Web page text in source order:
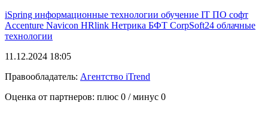
iSpring информационные технологии обучение IT ПО софт
Accenture Navicon HRlink Нетрика БФТ CorpSoft24 облачные
технологии
11.12.2024 18:05
Правообладатель: Агентство iTrend
Оценка от партнеров: плюс 0 / минус 0